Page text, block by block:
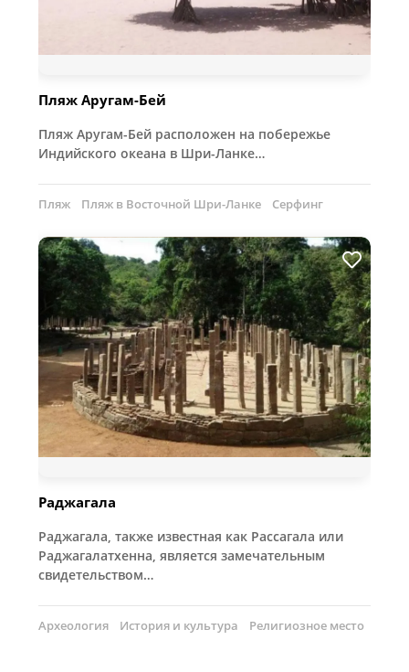
Пляж Аругам-Бей
Пляж Аругам-Бей расположен на побережье
Индийского океана в Шри-Ланке…
Пляж Пляж в Восточной Шри-Ланке Серфинг
Раджагала
Раджагала, также известная как Рассагала или
Раджагалатхенна, является замечательным
свидетельством…
Археология История и культура Религиозное место